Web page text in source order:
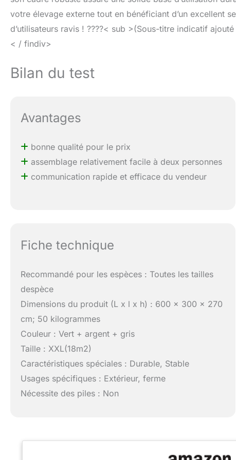
votre élevage externe tout en bénéficiant d’un excellent
d’utilisateurs ravis ! ????< sub >(Sous-titre indicatif
< / findiv>
Bilan du test
Avantages
bonne qualité pour le prix
assemblage relativement facile à deux personnes
communication rapide et efficace du vendeur
Fiche technique
Recommandé pour les espèces : Toutes les tailles
despèce
Dimensions du produit (L x l x h) : 600 x 300 x 270
cm; 50 kilogrammes
Couleur : Vert + argent + gris
Taille : XXL(18m2)
Caractéristiques spéciales : Durable, Stable
Usages spécifiques : Extérieur, ferme
Nécessite des piles : Non